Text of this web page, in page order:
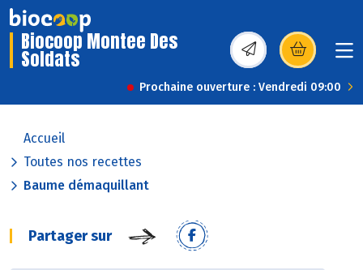
Biocoop Montee Des
Soldats (s’ouvre dans une
Prochaine ouverture : Vendredi 09:00
Accueil
Toutes nos recettes
Baume démaquillant
Partager sur